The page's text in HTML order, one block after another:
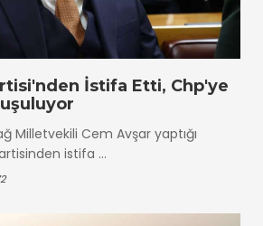
İstifa Etti, Chp'ye
Milletvekili Cem Avşar yaptığı
istifa ...